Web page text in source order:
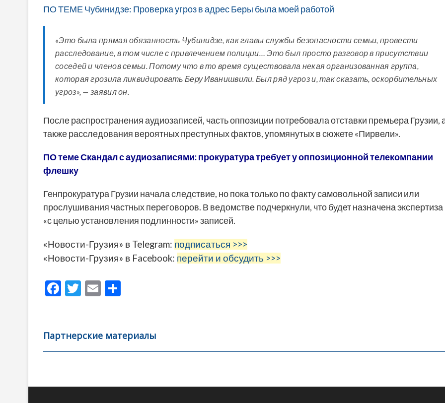
ПО ТЕМЕ Чубинидзе: Проверка угроз в адрес Беры была моей работой
«Это была прямая обязанность Чубинидзе, как главы службы безопасности семьи, провести
расследование, в том числе с привлечением полиции… Это был просто разговор в присутствии
соседей и членов семьи. Потому что в то время существовала некая организованная группа,
которая грозила ликвидировать Беру Иванишвили. Был ряд угроз и, так сказать, оскорбительных
угроз», — заявил он.
После распространения аудиозаписей, часть оппозиции потребовала отставки премьера Грузии,
также расследования вероятных преступных фактов, упомянутых в сюжете «Пирвели».
ПО теме Скандал с аудиозаписями: прокуратура требует у оппозиционной телекомпании
флешку
Генпрокуратура Грузии начала следствие, но пока только по факту самовольной записи или
прослушивания частных переговоров. В ведомстве подчеркнули, что будет назначена экспертиза
«с целью установления подлинности» записей.
«Новости-Грузия» в Telegram: подписаться >>>
«Новости-Грузия» в Facebook: перейти и обсудить >>>
F
b
o
k
T
er
E
l
а
в
ть
Партнерские материалы
Навигация